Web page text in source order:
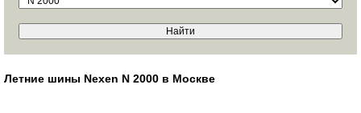
Летние шины Nexen N 2000 в Москве